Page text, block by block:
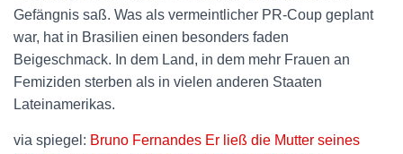
Gefängnis saß. Was als vermeintlicher PR-Coup geplant
war, hat in Brasilien einen besonders faden
Beigeschmack. In dem Land, in dem mehr Frauen an
Femiziden sterben als in vielen anderen Staaten
Lateinamerikas.
via spiegel: Bruno Fernandes Er ließ die Mutter seines